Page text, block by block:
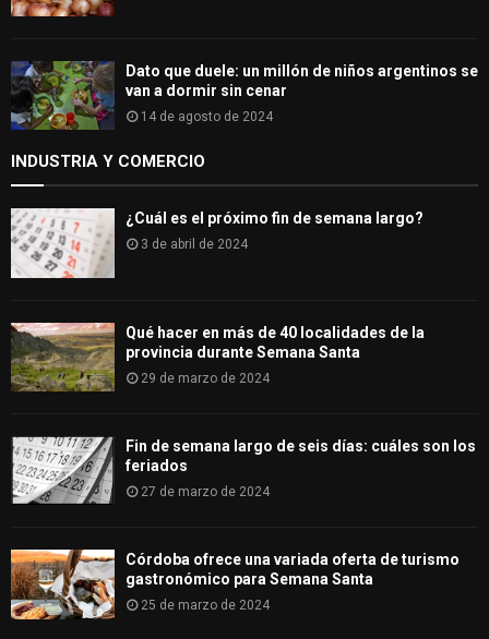
Dato que duele: un millón de niños argentinos se
van a dormir sin cenar
14 de agosto de 2024
INDUSTRIA Y COMERCIO
¿Cuál es el próximo fin de semana largo?
3 de abril de 2024
Qué hacer en más de 40 localidades de la
provincia durante Semana Santa
29 de marzo de 2024
Fin de semana largo de seis días: cuáles son los
feriados
27 de marzo de 2024
Córdoba ofrece una variada oferta de turismo
gastronómico para Semana Santa
25 de marzo de 2024